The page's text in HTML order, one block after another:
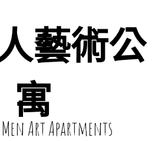
藝術公
寓
Art Apartments